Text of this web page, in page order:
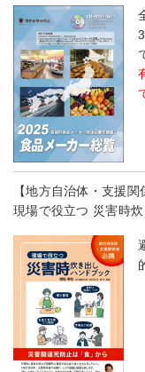
【地方自治体・支援関
現場で役立つ 災害時